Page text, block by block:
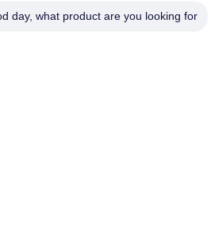
day, what product are you looking for?